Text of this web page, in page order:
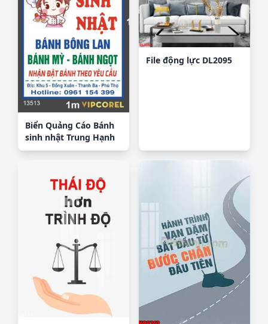
Biển Quảng Cáo Bánh
sinh nhật Trung Hạnh
Bakery file corel
File động lực DL2095